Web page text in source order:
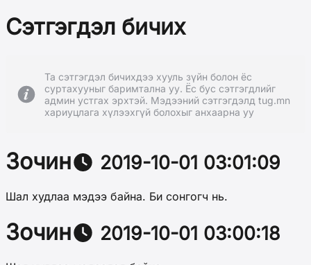
Сэтгэгдэл бичих
Та сэтгэгдэл бичихдээ хууль зүйн болон ёс
суртахууныг баримтална уу. Ёс бус сэтгэгдлийг
админ устгах эрхтэй. Мэдээний сэтгэгдэлд tug.mn
хариуцлага хүлээхгүй болохыг анхаарна уу
Зочин 2019-10-01 03:01:09
Шал худлаа мэдээ байна. Би сонгогч нь.
Зочин 2019-10-01 03:00:18